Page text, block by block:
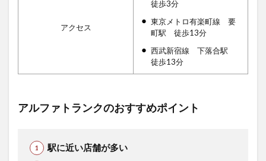
アクセス
徒歩3分
東京メトロ有楽町線 要
町駅 徒歩13分
西武新宿線 下落合駅
徒歩13分
アルファトランクのおすすめポイント
駅に近い店舗が多い